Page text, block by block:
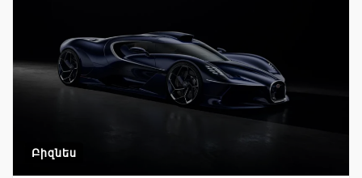
Բիզնես